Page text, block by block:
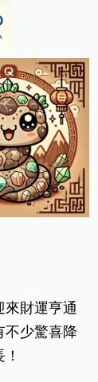
來財運亨通
不少驚喜降